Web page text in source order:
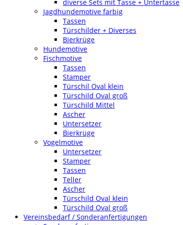
diverse Sets mit Tasse + Untertasse
Jagdhundemotive farbig
Tassen
Türschilder + Diverses
Bierkrüge
Hundemotive
Fischmotive
Tassen
Stamper
Türschil Oval klein
Türschild Oval groß
Türschild Mittel
Ascher
Untersetzer
Bierkrüge
Vogelmotive
Untersetzer
Stamper
Tassen
Teller
Ascher
Türschild Oval klein
Türschild Oval groß
Vereinsbedarf / Sonderanfertigungen